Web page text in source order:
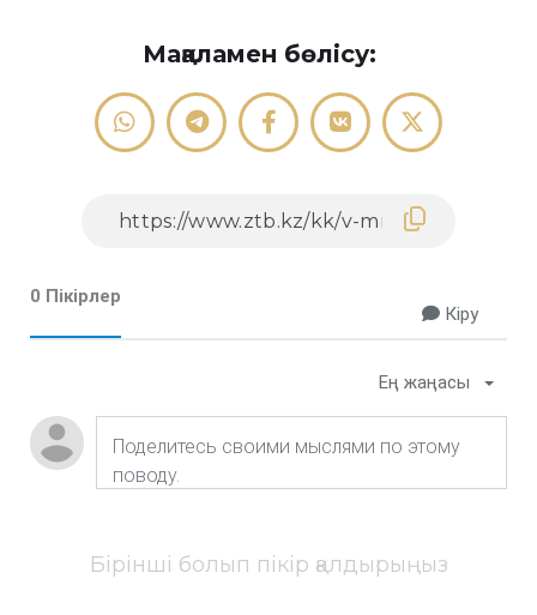
Мақаламен бөлісу:
0 Пікірлер
Кіру
Ең жаңасы
Бірінші болып пікір қалдырыңыз